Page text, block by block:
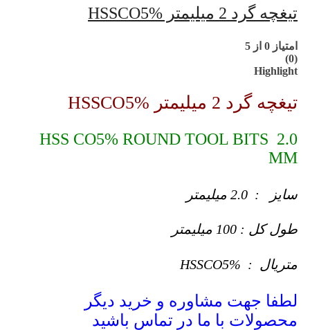
تیغچه گرد 2 میلیمتر HSSCO5%
امتیاز 0 از 5
(0)
Highlight
تیغچه گرد 2 میلیمتر HSSCO5%
HSS CO5% ROUND TOOL BITS 2.0
MM
سایز : 2.0 میلیمتر
طول کل : 100 میلیمتر
متریال : HSSCO5%
لطفا جهت مشاوره و خرید دیگر
محصولات با ما در تماس باشید